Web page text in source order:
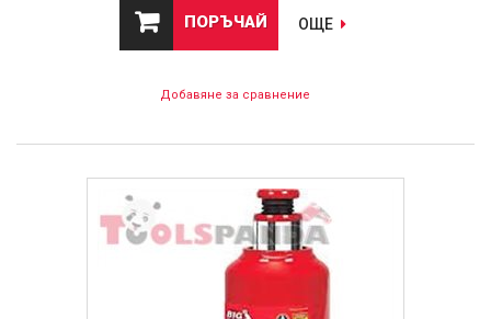
ПОРЪЧАЙ ОЩЕ
Добавяне за сравнение